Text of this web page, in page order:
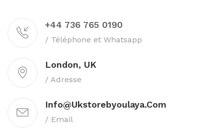
+44 736 765 0190
/ Téléphone et Whatsapp
London, UK
/ Adresse
Info@ukstorebyoulaya.com
/ Email